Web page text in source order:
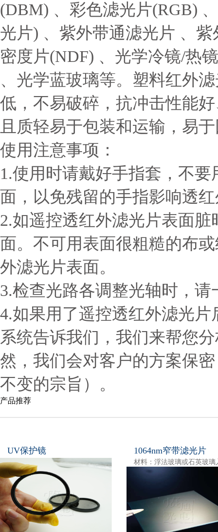
(DBM) 、彩色滤光片(RGB)
光片) 、紫外带通滤光片 、
密度片(NDF) 、光学冷镜/热
、光学蓝玻璃等。塑料红外
低，不易破碎，抗冲击性能
且质轻易于包装和运输，易
使用注意事项：
1.使用时请戴好手指套，不
面，以免残留的手指影响透
2.如遥控透红外滤光片表面
面。不可用表面很粗糙的布
外滤光片表面。
3.检查光路各调整光轴时，
4.如果用了遥控透红外滤光
系统告诉我们，我们来帮您
然，我们会对客户的方案保
不变的宗旨）。
产品推荐
UV保护镜 1064nm窄带滤光片